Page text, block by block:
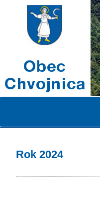
Rok 2024